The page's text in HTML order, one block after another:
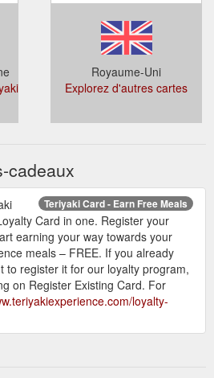
Royaume-Uni
Explorez d'autres cartes
cadeaux
Teriyaki Card - Earn Free Meals
Card in one. Register your
earning your way towards your
meals – FREE. If you already
to register it for our loyalty program,
on Register Existing Card. For
loyalty-